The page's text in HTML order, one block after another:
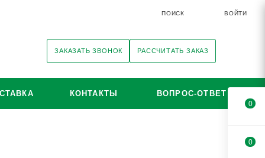
ПОИСК ВОЙТИ
ЗАКАЗАТЬ ЗВОНОК РАССЧИТАТЬ ЗАКАЗ
КОНТАКТЫ ВОПРОС-ОТВЕТ
0
0